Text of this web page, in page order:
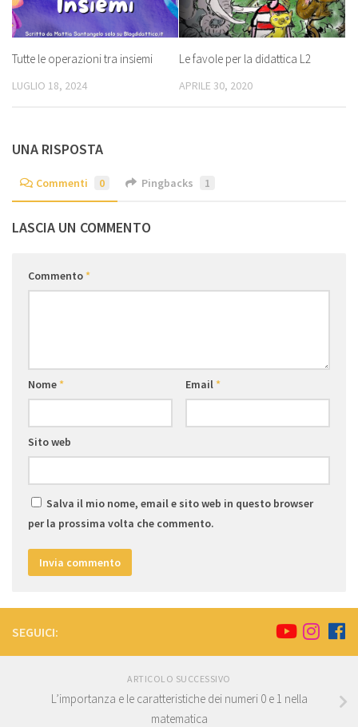
Tutte le operazioni tra insiemi
LUGLIO 18, 2024
Le favole per la didattica L2
APRILE 30, 2020
UNA RISPOSTA
Commenti 0 Pingbacks 1
LASCIA UN COMMENTO
Commento*
Nome* Email*
Sito web
Salva il mio nome, email e sito web in questo browser
per la prossima volta che commento.
SEGUICI:
ARTICOLO SUCCESSIVO
L’importanza e le caratteristiche dei numeri 0 e 1 nella
matematica